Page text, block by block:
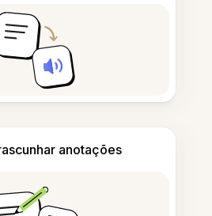
anotações